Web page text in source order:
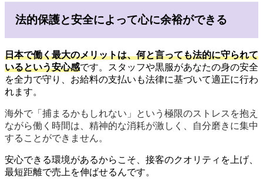
法的保護と安全によって心に余裕ができる
日本で働く最大のメリットは、何と言っても法的に守られて
いるという安心感です。スタッフや黒服があなたの身の安全
を全力で守り、お給料の支払いも法律に基づいて適正に行わ
れます。
海外で「捕まるかもしれない」という極限のストレスを抱え
ながら働く時間は、精神的な消耗が激しく、自分磨きに集中
することができません。
安心できる環境があるからこそ、接客のクオリティを上げ、
最短距離で売上を伸ばせるんです。